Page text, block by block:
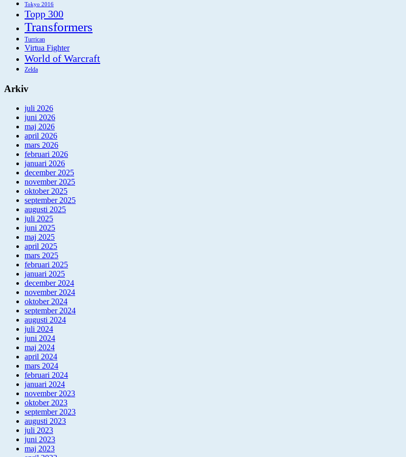
Tokyo 2016
Topp 300
Transformers
Turrican
Virtua Fighter
World of Warcraft
Zelda
Arkiv
juli 2026
juni 2026
maj 2026
april 2026
mars 2026
februari 2026
januari 2026
december 2025
november 2025
oktober 2025
september 2025
augusti 2025
juli 2025
juni 2025
maj 2025
april 2025
mars 2025
februari 2025
januari 2025
december 2024
november 2024
oktober 2024
september 2024
augusti 2024
juli 2024
juni 2024
maj 2024
april 2024
mars 2024
februari 2024
januari 2024
november 2023
oktober 2023
september 2023
augusti 2023
juli 2023
juni 2023
maj 2023